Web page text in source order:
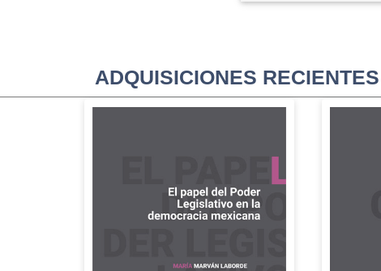
ADQUISICIONES RECIENTES